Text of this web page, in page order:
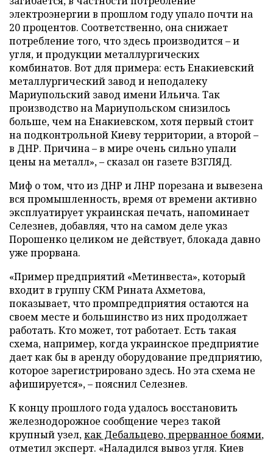
электроэнергии в прошлом году упало почти на
20 процентов. Соответственно, она снижает
потребление того, что здесь производится – и
угля, и продукции металлургических
комбинатов. Вот для примера: есть Енакиевский
металлургический завод и неподалеку
Мариупольский завод имени Ильича. Так
производство на Мариупольском снизилось
больше, чем на Енакиевском, хотя первый стоит
на подконтрольной Киеву территории, а второй –
в ДНР. Причина – в мире очень сильно упали
цены на металл», – сказал он газете ВЗГЛЯД.
Миф о том, что из ДНР и ЛНР порезана и вывезена
вся промышленность, время от времени активно
эксплуатирует украинская печать, напоминает
Селезнев, добавляя, что на самом деле указ
Порошенко целиком не действует, блокада давно
уже прорвана.
«Пример предприятий «Метинвеста», который
входит в группу СКМ Рината Ахметова,
показывает, что промпредприятия остаются на
своем месте и большинство из них продолжает
работать. Кто может, тот работает. Есть такая
схема, например, когда украинское предприятие
дает как бы в аренду оборудование предприятию,
которое зарегистрировано здесь. Но эта схема не
афишируется», – пояснил Селезнев.
К концу прошлого года удалось восстановить
железнодорожное сообщение через такой
крупный узел,как Дебальцево, прерванное боями,
отметил эксперт. «Наладился вывоз угля. Киев